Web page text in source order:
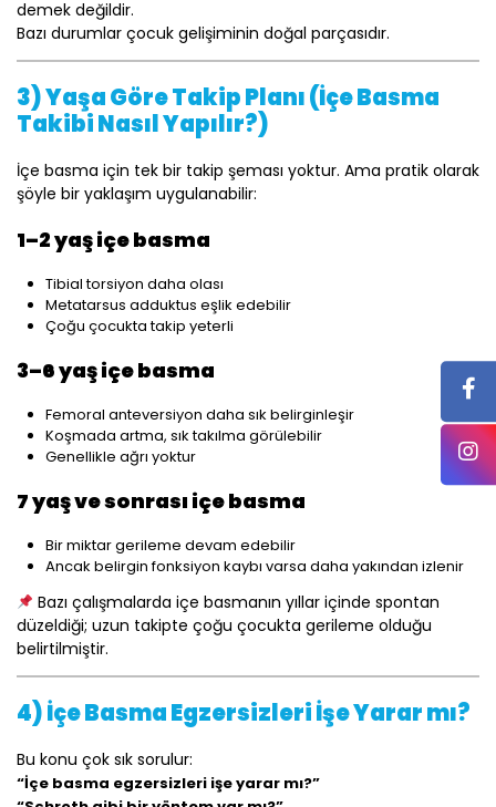
demek değildir.
Bazı durumlar çocuk gelişiminin doğal parçasıdır.
3) Yaşa Göre Takip Planı (İçe Basma
Takibi Nasıl Yapılır?)
İçe basma için tek bir takip şeması yoktur. Ama pratik olarak
şöyle bir yaklaşım uygulanabilir:
1–2 yaş içe basma
Tibial torsiyon daha olası
Metatarsus adduktus eşlik edebilir
Çoğu çocukta takip yeterli
3–6 yaş içe basma
Femoral anteversiyon daha sık belirginleşir
Koşmada artma, sık takılma görülebilir
Genellikle ağrı yoktur
7 yaş ve sonrası içe basma
Bir miktar gerileme devam edebilir
Ancak belirgin fonksiyon kaybı varsa daha yakından izlenir
Bazı çalışmalarda içe basmanın yıllar içinde spontan
düzeldiği; uzun takipte çoğu çocukta gerileme olduğu
belirtilmiştir.
4) İçe Basma Egzersizleri İşe Yarar mı?
Bu konu çok sık sorulur:
“İçe basma egzersizleri işe yarar mı?”